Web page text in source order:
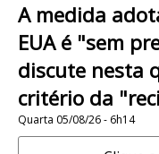
A medida
EUA é "sem
discute nesta
critério da
Quarta 05/08/26 - 6h14